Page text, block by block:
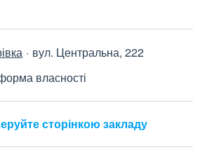
вул. Центральна, 222
власності
сторінкою закладу